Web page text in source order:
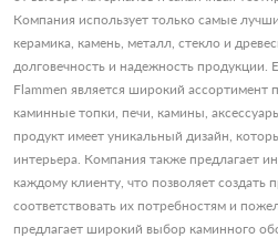
Компания использует только самые
керамика, камень, металл, стекло и
долговечность и надежность
Flammen является широкий ассортимент
каминные топки, печи, камины,
продукт имеет уникальный дизайн,
интерьера. Компания также предлагает
каждому клиенту, что позволяет создать
соответствовать их потребностям и
предлагает широкий выбор каминного